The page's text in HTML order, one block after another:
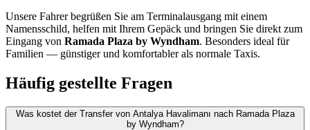
Unsere Fahrer begrüßen Sie am Terminalausgang mit einem
Namensschild, helfen mit Ihrem Gepäck und bringen Sie direkt zum
Eingang von Ramada Plaza by Wyndham. Besonders ideal für
Familien — günstiger und komfortabler als normale Taxis.
Häufig gestellte Fragen
Was kostet der Transfer von Antalya Havalimanı nach Ramada Plaza
by Wyndham?